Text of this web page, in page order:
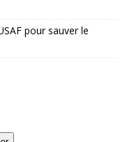
pour sauver le